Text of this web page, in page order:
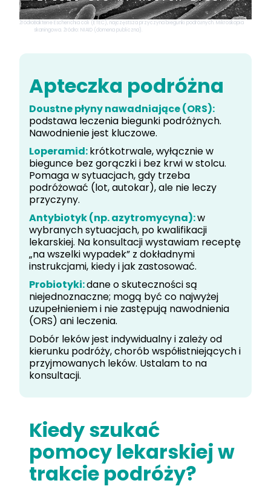
ŹródłoBakterie Escherichia coli (ETEC), najczęstsza przyczyna biegunki podróżnych. Mikroskopia
skaningowa. Źródło: NIAID (domena publiczna).
Apteczka podróżna
Doustne płyny nawadniające (ORS):
podstawa leczenia biegunki podróżnych.
Nawodnienie jest kluczowe.
Loperamid:krótkotrwale, wyłącznie w
biegunce bez gorączki i bez krwi w stolcu.
Pomaga w sytuacjach, gdy trzeba
podróżować (lot, autokar), ale nie leczy
przyczyny.
Antybiotyk (np. azytromycyna):w
wybranych sytuacjach, po kwalifikacji
lekarskiej. Na konsultacji wystawiam receptę
„na wszelki wypadek” z dokładnymi
instrukcjami, kiedy i jak zastosować.
Probiotyki:dane o skuteczności są
niejednoznaczne; mogą być co najwyżej
uzupełnieniem i nie zastępują nawodnienia
(ORS) ani leczenia.
Dobór leków jest indywidualny i zależy od
kierunku podróży, chorób współistniejących i
przyjmowanych leków. Ustalam to na
konsultacji.
Kiedy szukać
pomocy lekarskiej w
trakcie podróży?